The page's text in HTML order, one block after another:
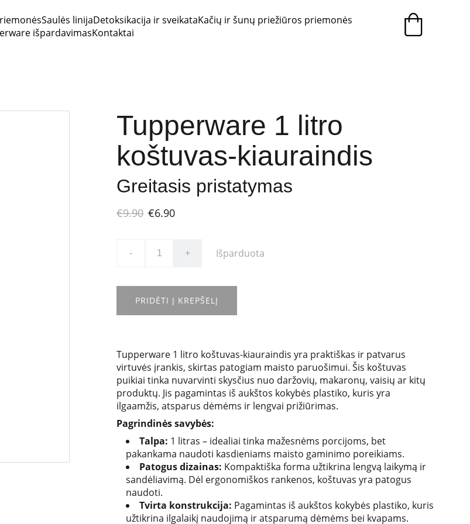
Saulės linijaDetoksikacija ir sveikataKačių ir šunų priežiūros priemonės
išpardavimasKontaktai
Tupperware 1 litro
koštuvas-kiauraindis
Greitasis pristatymas
€9.90 €6.90
- + Išparduota
PRIDĖTI Į KREPŠELĮ
Tupperware 1 litro koštuvas-kiauraindis yra praktiškas ir patvarus
virtuvės įrankis, skirtas patogiam maisto paruošimui. Šis koštuvas
puikiai tinka nuvarvinti skysčius nuo daržovių, makaronų, vaisių ar kitų
produktų. Jis pagamintas iš aukštos kokybės plastiko, kuris yra
ilgaamžis, atsparus dėmėms ir lengvai prižiūrimas.
Pagrindinės savybės:
Talpa: 1 litras – idealiai tinka mažesnėms porcijoms, bet
pakankama naudoti kasdieniams maisto gaminimo poreikiams.
Patogus dizainas: Kompaktiška forma užtikrina lengvą laikymą ir
sandėliavimą. Dėl ergonomiškos rankenos, koštuvas yra patogus
naudoti.
Tvirta konstrukcija: Pagamintas iš aukštos kokybės plastiko, kuris
užtikrina ilgalaikį naudojimą ir atsparumą dėmėms bei kvapams.